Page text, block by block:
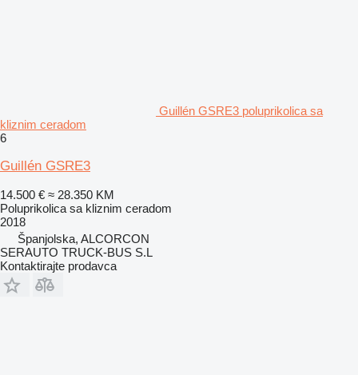
Guillén GSRE3 poluprikolica sa
kliznim ceradom
6
Guillén GSRE3
14.500 € ≈ 28.350 KM
Poluprikolica sa kliznim ceradom
2018
Španjolska, ALCORCON
SERAUTO TRUCK-BUS S.L
Kontaktirajte prodavca